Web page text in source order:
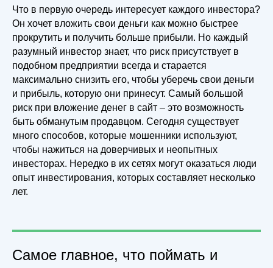
Что в первую очередь интересует каждого инвестора?
Он хочет вложить свои деньги как можно быстрее
прокрутить и получить больше прибыли. Но каждый
разумный инвестор знает, что риск присутствует в
подобном предприятии всегда и старается
максимально снизить его, чтобы уберечь свои деньги
и прибыль, которую они принесут. Самый большой
риск при вложение денег в сайт – это возможность
быть обманутым продавцом. Сегодня существует
много способов, которые мошенники используют,
чтобы нажиться на доверчивых и неопытных
инвесторах. Нередко в их сетях могут оказаться люди
опыт инвестирования, которых составляет несколько
лет.
Самое главное, что поймать и